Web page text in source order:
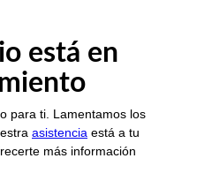
está en
para ti. Lamentamos los
asistencia está a tu
más información